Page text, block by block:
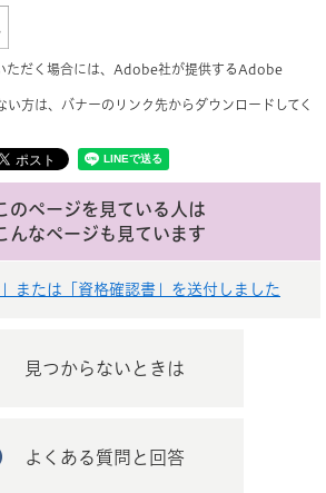
ただく場合には、Adobe社が提供するAdobe
方は、バナーのリンク先からダウンロードしてく
のページを見ている人は
んなページも見ています
または「資格確認書」を送付しました
見つからないときは
よくある質問と回答